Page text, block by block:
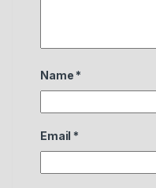
Name *
Email *